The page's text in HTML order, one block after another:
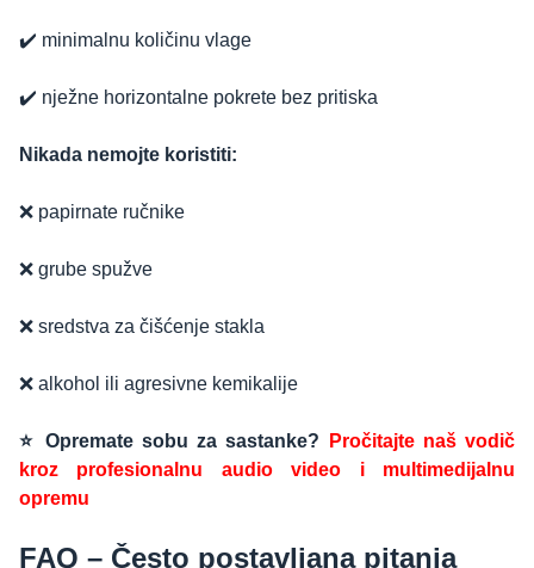
✔️ minimalnu količinu vlage
✔️ nježne horizontalne pokrete bez pritiska
Nikada nemojte koristiti:
❌ papirnate ručnike
❌ grube spužve
❌ sredstva za čišćenje stakla
❌ alkohol ili agresivne kemikalije
⭐ Opremate sobu za sastanke?
Pročitajte naš vodič
kroz profesionalnu audio video i multimedijalnu
opremu
FAQ – Često postavljana pitanja